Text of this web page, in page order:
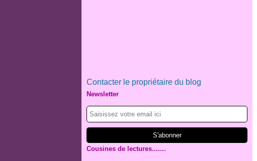
Contacter le propriétaire du blog
Newsletter
Cousines de lectures.......